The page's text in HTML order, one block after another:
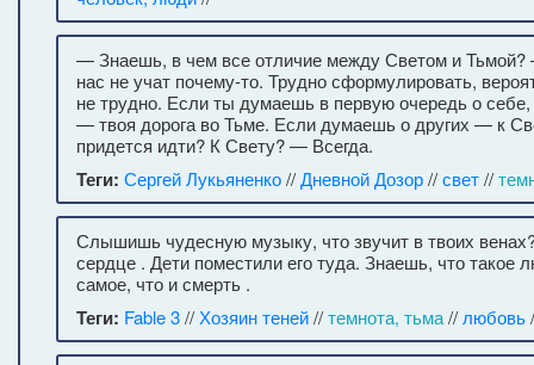
— Знаешь, в чем все отличие между Светом и
нас не учат почему-то. Трудно сформулировать,
не трудно. Если ты думаешь в первую очередь о себе,
— твоя дорога во Тьме. Если думаешь о других — к
придется идти? К Свету? — Всегда.
Теги: Сергей Лукьяненко//Дневной Дозор//свет//
Слышишь чудесную музыку, что звучит в твоих
сердце . Дети поместили его туда. Знаешь, что такое
самое, что и смерть .
Теги: Fable 3// Хозяин теней//темнота, тьма// любовь